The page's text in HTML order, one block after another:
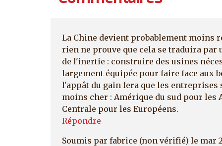
La Chine devient probablement moins
rien ne prouve que cela se traduira par
de l'inertie : construire des usines
largement équipée pour faire face aux
l'appât du gain fera que les
moins cher : Amérique du sud pour les
Centrale pour les Européens.
Répondre
Soumis par fabrice (non vérifié) le mar